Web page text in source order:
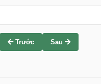
Trước Sau